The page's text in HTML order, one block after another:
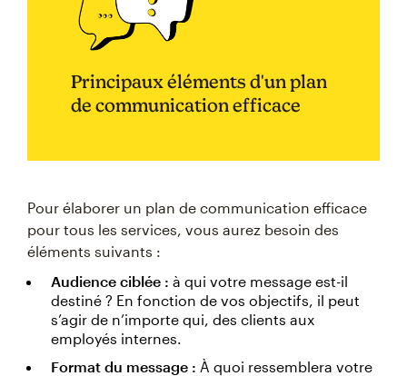
Principaux éléments d'un plan
de communication efficace
Pour élaborer un plan de communication efficace
pour tous les services, vous aurez besoin des
éléments suivants :
Audience ciblée : à qui votre message est-il
destiné ? En fonction de vos objectifs, il peut
s’agir de n’importe qui, des clients aux
employés internes.
Format du message : À quoi ressemblera votre